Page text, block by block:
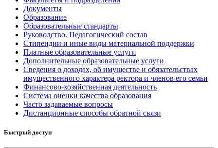
Документы
Образование
Образовательные стандарты
Руководство. Педагогический состав
Стипендии и иные виды материальной поддержки
Платные образовательные услуги
Дополнительные образовательные услуги
Сведения о доходах, об имуществе и обязательствах
имущественного характера ректора и членов его семьи
Финансово-хозяйственная деятельность
Система оценки качества образования
Часто задаваемые вопросы
Дистанционные способы обратной связи
Быстрый доступ